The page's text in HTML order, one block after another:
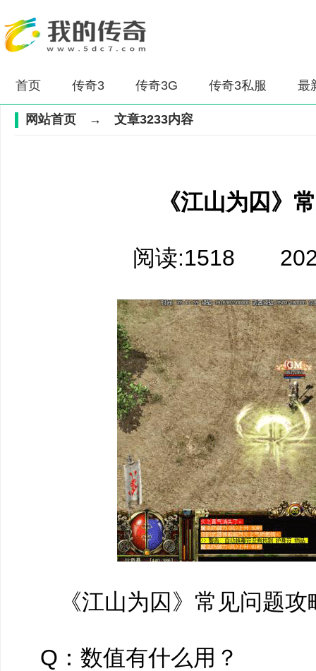
首页 传奇3 传奇3G 传奇3私服 最
网站首页 → 文章3233内容
《江山为囚》
阅读:1518
《江山为囚》常见问题攻
Q：数值有什么用？